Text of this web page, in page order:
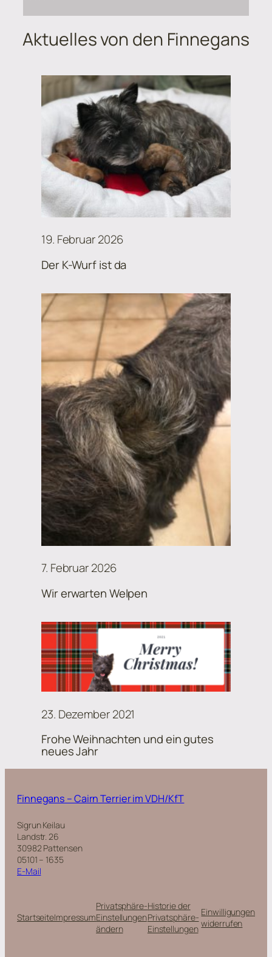
Aktuelles von den Finnegans
19. Februar 2026
Der K-Wurf ist da
7. Februar 2026
Wir erwarten Welpen
23. Dezember 2021
Frohe Weihnachten und ein gutes
neues Jahr
Finnegans – Cairn Terrier im VDH/KfT
Sigrun Keilau
Landstr. 26
30982 Pattensen
05101 – 1635
E-Mail
StartseiteImpressum
Privatsphäre-
Einstellungen
ändern
Historie der
Privatsphäre-
Einstellungen
Einwilligungen
widerrufen